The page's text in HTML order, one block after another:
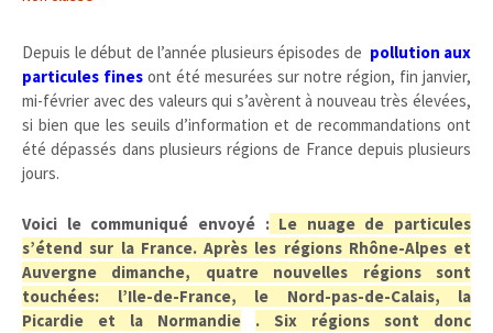
Depuis le début de l’année plusieurs épisodes de pollution aux
particules fines ont été mesurées sur notre région, fin janvier,
mi-février avec des valeurs qui s’avèrent à nouveau très élevées,
si bien que les seuils d’information et de recommandations ont
été dépassés dans plusieurs régions de France depuis plusieurs
jours.
Voici le communiqué envoyé :Le nuage de particules
s’étend sur la France. Après les régions Rhône-Alpes et
Auvergne dimanche, quatre nouvelles régions sont
touchées: l’Ile-de-France, le Nord-pas-de-Calais, la
Picardie et la Normandie
. Six régions sont donc